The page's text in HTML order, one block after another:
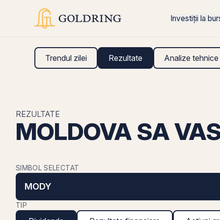
Investiții la
Trendul zilei Rezultate Analize tehnice
REZULTATE
MOLDOVA SA
SIMBOL SELECTAT
MODY
TIP